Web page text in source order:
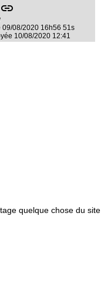
link
09/08/2020 16h56 51s
10/08/2020 12:41
quelque chose du site